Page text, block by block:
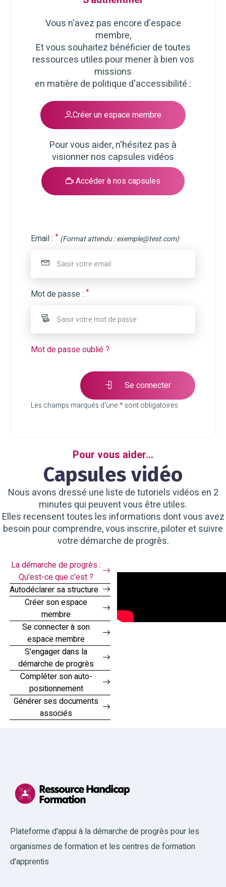
Vous n'avez pas encore d'espace
membre,
Et vous souhaitez bénéficier de toutes
ressources utiles pour mener à bien vos
missions
en matière de politique d'accessibilité :
Créer un espace membre
Pour vous aider, n'hésitez pas à
visionner nos capsules vidéos
Accéder à nos capsules
Email : * (Format attendu : exemple@test.com)
Mot de passe : *
Mot de passe oublié ?
Se connecter
Les champs marqués d'une*sont obligatoires
Pour vous aider...
Capsules vidéo
Nous avons dressé une liste de tutoriels vidéos en 2
minutes qui peuvent vous être utiles.
Elles recensent toutes les informations dont vous avez
besoin pour comprendre, vous inscrire, piloter et suivre
votre démarche de progrès.
La démarche de progrès :
Qu'est-ce que c'est ?
Autodéclarer sa structure
Créer son espace
membre
Se connecter à son
espace membre
S'engager dans la
démarche de progrès
Compléter son auto-
positionnement
Générer ses documents
associés
Plateforme d'appui à la démarche de progrès pour les
organismes de formation et les centres de formation
d'apprentis